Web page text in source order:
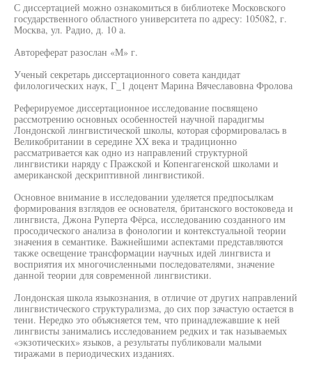
С диссертацией можно ознакомиться в библиотеке Московского
государственного областного университета по адресу: 105082, г.
Москва, ул. Радио, д. 10 а.
Автореферат разослан «М» г.
Ученый секретарь диссертационного совета кандидат
филологических наук, Г_1 доцент Марина Вячеславовна Фролова
Реферируемое диссертационное исследование посвящено
рассмотрению основных особенностей научной парадигмы
Лондонской лингвистической школы, которая сформировалась в
Великобритании в середине XX века и традиционно
рассматривается как одно из направлений структурной
лингвистики наряду с Пражской и Копенгагенской школами и
американской дескриптивной лингвистикой.
Основное внимание в исследовании уделяется предпосылкам
формирования взглядов ее основателя, британского востоковеда и
лингвиста, Джона Руперта Фёрса, исследованию созданного им
просодического анализа в фонологии и контекстуальной теории
значения в семантике. Важнейшими аспектами представляются
также освещение трансформации научных идей лингвиста и
восприятия их многочисленными последователями, значение
данной теории для современной лингвистики.
Лондонская школа языкознания, в отличие от других направлений
лингвистического структурализма, до сих пор зачастую остается в
тени. Нередко это объясняется тем, что принадлежавшие к ней
лингвисты занимались исследованием редких и так называемых
«экзотических» языков, а результаты публиковали малыми
тиражами в периодических изданиях.